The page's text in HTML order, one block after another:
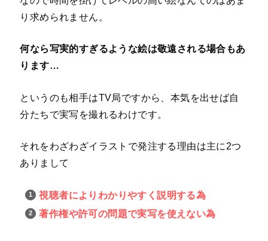
り求められません。
何なら写実的すぎるような絵は敬遠される場合もあ
ります…
というのも相手はTV局ですから、本気を出せば自
分たちで実写を撮れるわけです。
それをわざわざイラストで発注する理由は主に2つ
ありまして
視聴者によりわかりやすく説明する為
著作権や許可の問題で実写を使えない為